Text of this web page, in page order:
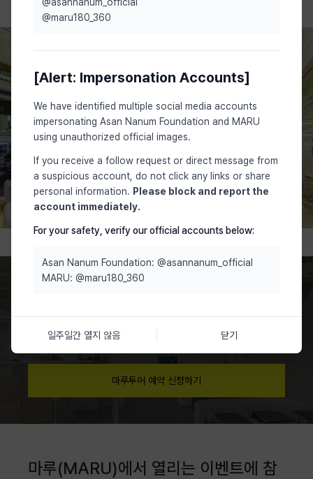
MARU를 직접 방문하여 창업 생태계를 경험할 수 있는 오프라인 공간
투어를 지원합니다. 지금 바로 신청하세요!
마루투어 예약 신청하기
마루(MARU)에서 열리는 이벤트에 참
@maru180_360
[Alert: Impersonation Accounts]
We have identified multiple social media accounts
impersonating Asan Nanum Foundation and MARU
using unauthorized official images.
If you receive a follow request or direct message from
a suspicious account, do not click any links or share
personal information. Please block and report the
account immediately.
For your safety, verify our official accounts below:
Asan Nanum Foundation: @asannanum_official
MARU: @maru180_360
일주일간 열지 않음 닫기